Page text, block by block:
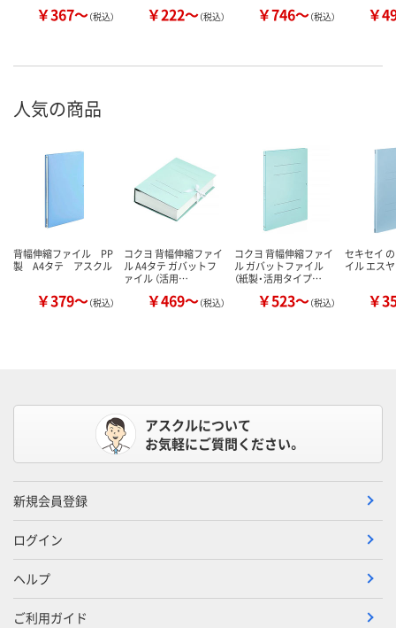
￥367～（税込） ￥222～（税込） ￥746～（税込） ￥
人気の商品
背幅伸縮ファイル PP
製 A4タテ アスクル
￥379～（税込）
コクヨ 背幅伸縮ファイ
ル A4タテ ガバットフ
ァイル （活用…
￥469～（税込）
コクヨ 背幅伸縮ファイ
ル ガバットファイル
（紙製・活用タイプ…
￥523～（税込）
セキセイ
イル エス
￥
アスクルについて
お気軽にご質問ください。
新規会員登録
ログイン
ヘルプ
ご利用ガイド